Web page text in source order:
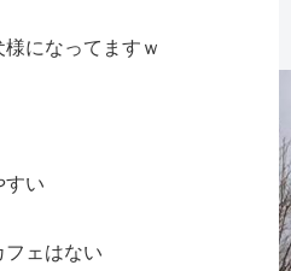
になってますｗ
すい
フェはない